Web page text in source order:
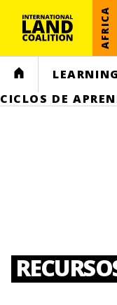
AFRICA
HOME
CICLOS DE